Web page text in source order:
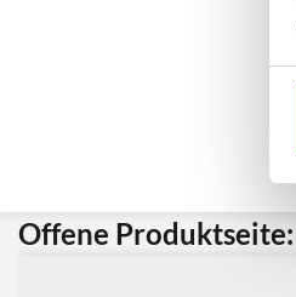
Offene Produktseite: